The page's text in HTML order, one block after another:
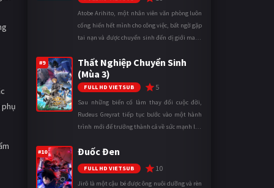
Atobe Arihito, một nhân viên văn phòng luôn
cống hiến hết mình cho công việc, bất ngờ gặp
tai nạn và được chuyển sinh đến dị giới mang
thành một mạo hiểm gi ...
#9
Thất Nghiệp Chuyển Sinh
(Mùa 3)
FULL HD VIETSUB 5
Sau những biến cố làm thay đổi cuộc đời,
Rudeus Greyrat tiếp tục bước vào một hành
trình mới để trưởng thành cả về sức mạnh lẫn
ngày càng khắc nghiệt, anh ...
#10 Đuốc Đen
FULL HD VIETSUB 10
Jirô là một cậu bé được ông nuôi dưỡng và rèn